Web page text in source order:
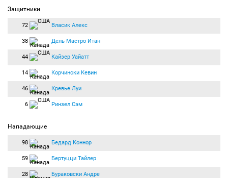
Защитники
72 Власик Алекс
38 Дель Мастро Итан
44 Кайзер Уайатт
14 Корчински Кевин
46 Кревье Луи
6 Ринзел Сэм
Нападающие
98 Бедард Коннор
59 Бертуцци Тайлер
28 Бураковски Андре